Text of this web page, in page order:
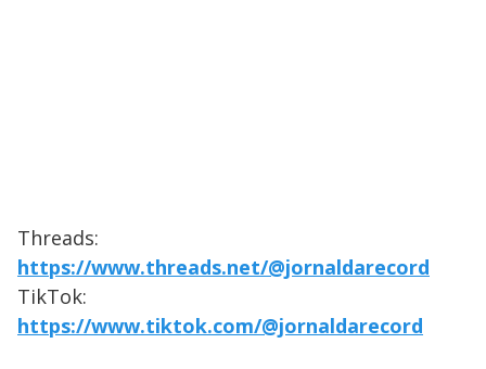
Threads:
https://www.threads.net/@jornaldarecord
TikTok:
https://www.tiktok.com/@jornaldarecord